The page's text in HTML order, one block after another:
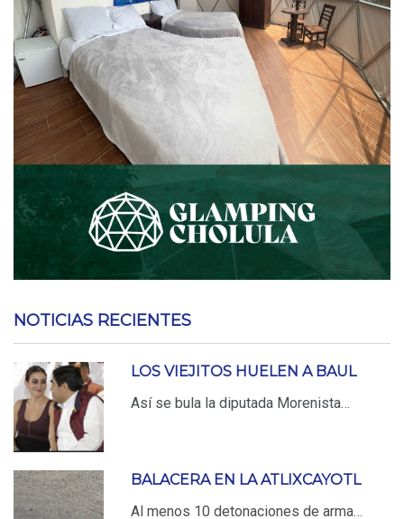
NOTICIAS RECIENTES
LOS VIEJITOS HUELEN A BAUL
Así se bula la diputada Morenista…
BALACERA EN LA ATLIXCAYOTL
Al menos 10 detonaciones de arma…